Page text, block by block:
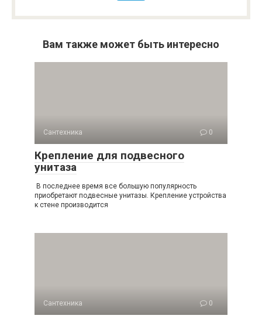
Вам также может быть интересно
Сантехника 0
Крепление для подвесного
унитаза
В последнее время все большую популярность
приобретают подвесные унитазы. Крепление устройства
к стене производится
Сантехника 0